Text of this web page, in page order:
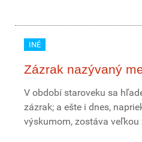
INÉ
Zázrak nazývaný
V období staroveku sa
zázrak; a ešte i dnes,
výskumom, zostáva veľkou